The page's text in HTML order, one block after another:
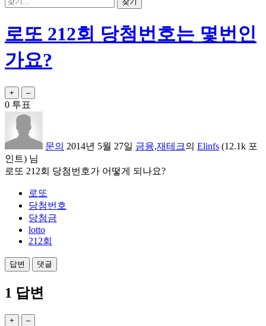
로또 212회 당첨번호는 몇번인
가요?
0 투표
문의 2014년 5월 27일 금융,재테크의 Elinfs (12.1k 포
인트) 님
로또 212회 당첨번호가 어떻게 되나요?
로또
당첨번호
당첨금
lotto
212회
1 답변